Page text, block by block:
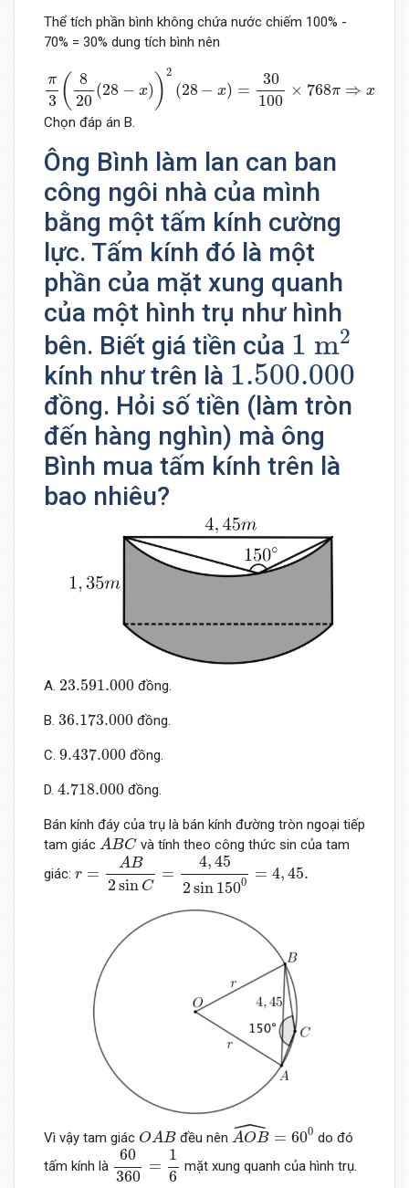
Thể tích phần bình không chứa nước chiếm 100% -
70% = 30% dung tích bình nên
π
3 ( 8
20
(28 − x) ) 2
(28 − x) =
30
100
× 768π ⇒ x
8 2 28
Chọn đáp án B.
Ông Bình làm lan can ban
công ngôi nhà của mình
bằng một tấm kính cường
lực. Tấm kính đó là một
phần của mặt xung quanh
của một hình trụ như hình
bên. Biết giá tiền của 1 m2
1 m2
kính như trên là 1.500.000
1.500.000
đồng. Hỏi số tiền (làm tròn
đến hàng nghìn) mà ông
Bình mua tấm kính trên là
bao nhiêu?
A. 23.591.000
23.591.000 đồng.
B. 36.173.000
36.173.000 đồng.
C. 9.437.000
9.437.000 đồng.
D. 4.718.000
4.718.000 đồng.
Bán kính đáy của trụ là bán kính đường tròn ngoại tiếp
tam giác ABC
ABC và tính theo công thức sin của tam
giác: r =
AB
2sin C
=
4,45
2sin 1500 = 4, 45.
r=A B2sinC= 4,452sin150 0=4, 45.
Vì vậy tam giác OAB
OAB đều nên ˆ
AOB = 600
AOB^
do đó
tấm kính là
60
360
=
1
6
60360=1 6
mặt xung quanh của hình trụ.